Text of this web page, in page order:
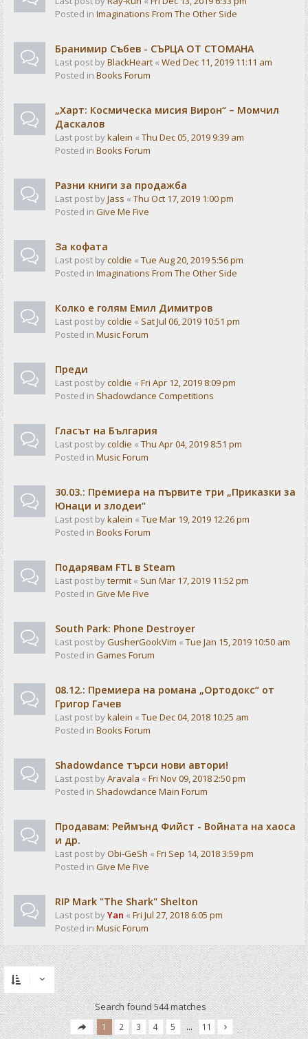
Posted in Imaginations From The Other Side
Бранимир Събев - СЪРЦА ОТ СТОМАНА
Last post byBlackHeart « Wed Dec 11, 2019 11:11 am
Posted in Books Forum
„Харт: Космическа мисия Вирон“ – Момчил
Даскалов
Last post bykalein « Thu Dec 05, 2019 9:39 am
Posted in Books Forum
Разни книги за продажба
Last post byJass « Thu Oct 17, 2019 1:00 pm
Posted in Give Me Five
За кофата
Last post bycoldie « Tue Aug 20, 2019 5:56 pm
Posted in Imaginations From The Other Side
Колко е голям Емил Димитров
Last post bycoldie « Sat Jul 06, 2019 10:51 pm
Posted in Music Forum
Преди
Last post bycoldie « Fri Apr 12, 2019 8:09 pm
Posted in Shadowdance Competitions
Гласът на България
Last post bycoldie « Thu Apr 04, 2019 8:51 pm
Posted in Music Forum
30.03.: Премиера на първите три „Приказки за
Юнаци и злодеи“
Last post bykalein « Tue Mar 19, 2019 12:26 pm
Posted in Books Forum
Подарявам FTL в Steam
Last post bytermit « Sun Mar 17, 2019 11:52 pm
Posted in Give Me Five
South Park: Phone Destroyer
Last post byGusherGookVim « Tue Jan 15, 2019 10:50 am
Posted in Games Forum
08.12.: Премиера на романа „Ортодокс“ от
Григор Гачев
Last post bykalein « Tue Dec 04, 2018 10:25 am
Posted in Books Forum
Shadowdance търси нови автори!
Last post byAravala « Fri Nov 09, 2018 2:50 pm
Posted in Shadowdance Main Forum
Продавам: Реймънд Фийст - Войната на хаоса
и др.
Last post byObi-GeSh « Fri Sep 14, 2018 3:59 pm
Posted in Give Me Five
RIP Mark "The Shark" Shelton
Last post byYan « Fri Jul 27, 2018 6:05 pm
Posted in Music Forum
Search found 544 matches
1 2 3 4 5 … 11